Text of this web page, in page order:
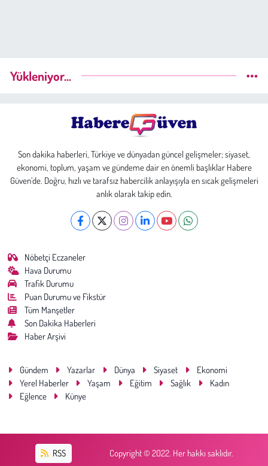
Yükleniyor...
Son dakika haberleri, Türkiye ve dünyadan güncel gelişmeler; siyaset,
ekonomi, toplum, yaşam ve gündeme dair en önemli başlıklar Habere
Güven’de. Doğru, hızlı ve tarafsız habercilik anlayışıyla en sıcak gelişmeleri
anlık olarak takip edin.
Nöbetçi Eczaneler
Hava Durumu
Trafik Durumu
Puan Durumu ve Fikstür
Tüm Manşetler
Son Dakika Haberleri
Haber Arşivi
Gündem Yazarlar Dünya Siyaset
Ekonomi
Yerel Haberler
Yaşam Eğitim Sağlık
Kadın
Eğlence
Künye
RSS Copyright © 2022. Her hakkı saklıdır.